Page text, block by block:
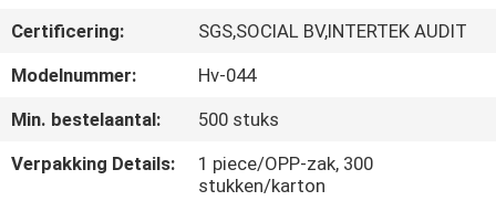
KWALITEITSCONTROLE
SITEMAP
PRIVACY
Certificering:
SGS,SOCIAL BV,INTERTEK AUDIT
Modelnummer:
Hv-044
Min. bestelaantal:
500 stuks
Verpakking Details:
1 piece/OPP-zak, 300
stukken/karton